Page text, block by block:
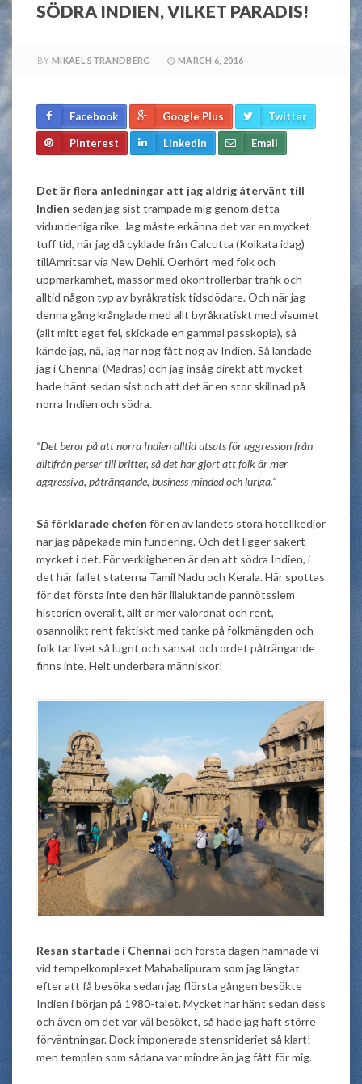
SÖDRA INDIEN, VILKET PARADIS!
BY MIKAEL STRANDBERG MARCH 6, 2016
Facebook Google Plus Twitter
Pinterest LinkedIn Email
Det är flera anledningar att jag aldrig återvänt till
Indien sedan jag sist trampade mig genom detta
vidunderliga rike. Jag måste erkänna det var en mycket
tuff tid, när jag då cyklade från Calcutta (Kolkata idag)
tillAmritsar via New Dehli. Oerhört med folk och
uppmärkamhet, massor med okontrollerbar trafik och
alltid någon typ av byråkratisk tidsdödare. Och när jag
denna gång krånglade med allt byråkratiskt med visumet
(allt mitt eget fel, skickade en gammal passkopia), så
kände jag, nä, jag har nog fått nog av Indien. Så landade
jag i Chennai (Madras) och jag insåg direkt att mycket
hade hänt sedan sist och att det är en stor skillnad på
norra Indien och södra.
“Det beror på att norra Indien alltid utsats för aggression från
alltifrån perser till britter, så det har gjort att folk är mer
aggressiva, påträngande, business minded och luriga.”
Så förklarade chefen för en av landets stora hotellkedjor
när jag påpekade min fundering. Och det ligger säkert
mycket i det. För verkligheten är den att södra Indien, i
det här fallet staterna Tamil Nadu och Kerala. Här spottas
för det första inte den här illaluktande pannötsslem
historien överallt, allt är mer välordnat och rent,
osannolikt rent faktiskt med tanke på folkmängden och
folk tar livet så lugnt och sansat och ordet påträngande
finns inte. Helt underbara människor!
Resan startade i Chennai och första dagen hamnade vi
vid tempelkomplexet Mahabalipuram som jag längtat
efter att få besöka sedan jag flörsta gången besökte
Indien i början på 1980-talet. Mycket har hänt sedan dess
och även om det var väl besöket, så hade jag haft större
förväntningar. Dock imponerade stensnideriet så klart!
men templen som sådana var mindre än jag fått för mig.